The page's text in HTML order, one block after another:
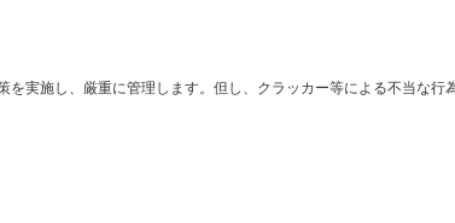
実施し、厳重に管理します。但し、クラッカー等による不当な